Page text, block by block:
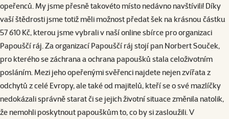
opeřenců. My jsme přesně takovéto místo nedávno navštívili! Díky
vaší štědrosti jsme totiž měli možnost předat šek na krásnou částku
57 610 Kč, kterou jsme vybrali v naší online sbírce pro organizaci
Papouščí ráj. Za organizací Papouščí ráj stojí pan Norbert Souček,
pro kterého se záchrana a ochrana papoušků stala celoživotním
posláním. Mezi jeho opeřenými svěřenci najdete nejen zvířata z
odchytů z celé Evropy, ale také od majitelů, kteří se o své mazlíčky
nedokázali správně starat či se jejich životní situace změnila natolik,
že nemohli poskytnout papouškům to, co by si zasloužili. V